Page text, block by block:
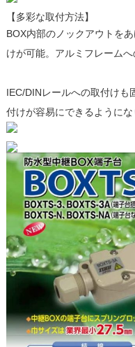
【多彩な取付方法】
BOX内部のノックアウトを
けが可能。アルミフレーム
IEC/DINレールへの取付けも
付けが容易にできるように